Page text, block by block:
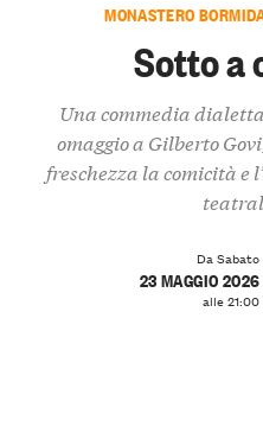
MONASTERO
Sotto a
Una commedia
omaggio a Gilberto
freschezza la comicità
Da Sabato
23 MAGGIO 2026
alle 21:00